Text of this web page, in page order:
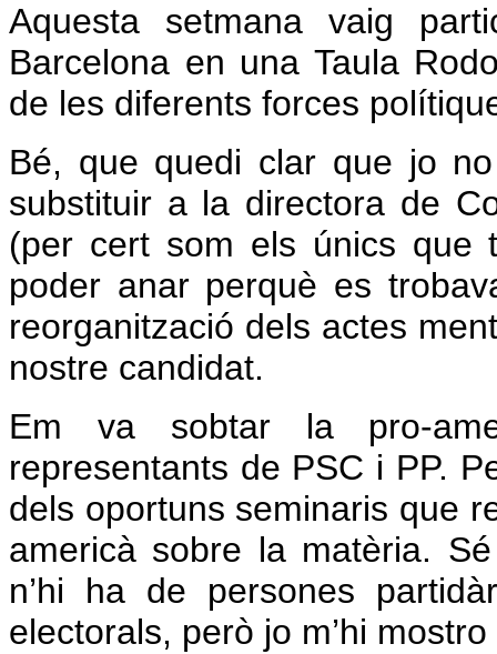
Aquesta setmana vaig
Barcelona en una Taula
de les diferents forces
Bé, que quedi clar que jo
substituir a la directora de
(per cert som els únics que
poder anar perquè es
reorganització dels actes
nostre candidat.
Em va sobtar la pro-
representants de PSC i PP.
dels oportuns seminaris que
americà sobre la matèria.
n’hi ha de persones
electorals, però jo m’hi